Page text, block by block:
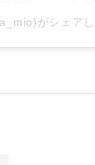
がシェア